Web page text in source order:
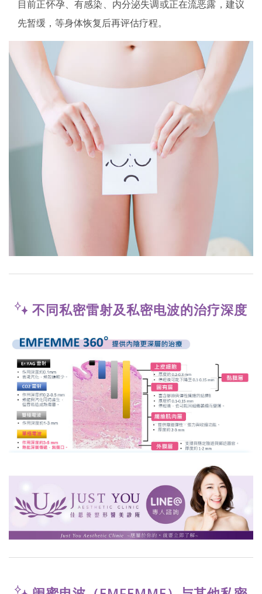
目前正怀孕、有感染、内分泌失调或正在流恶露，建议
先暂缓，等身体恢复后再评估疗程。
不同私密雷射及私密电波的治疗深度